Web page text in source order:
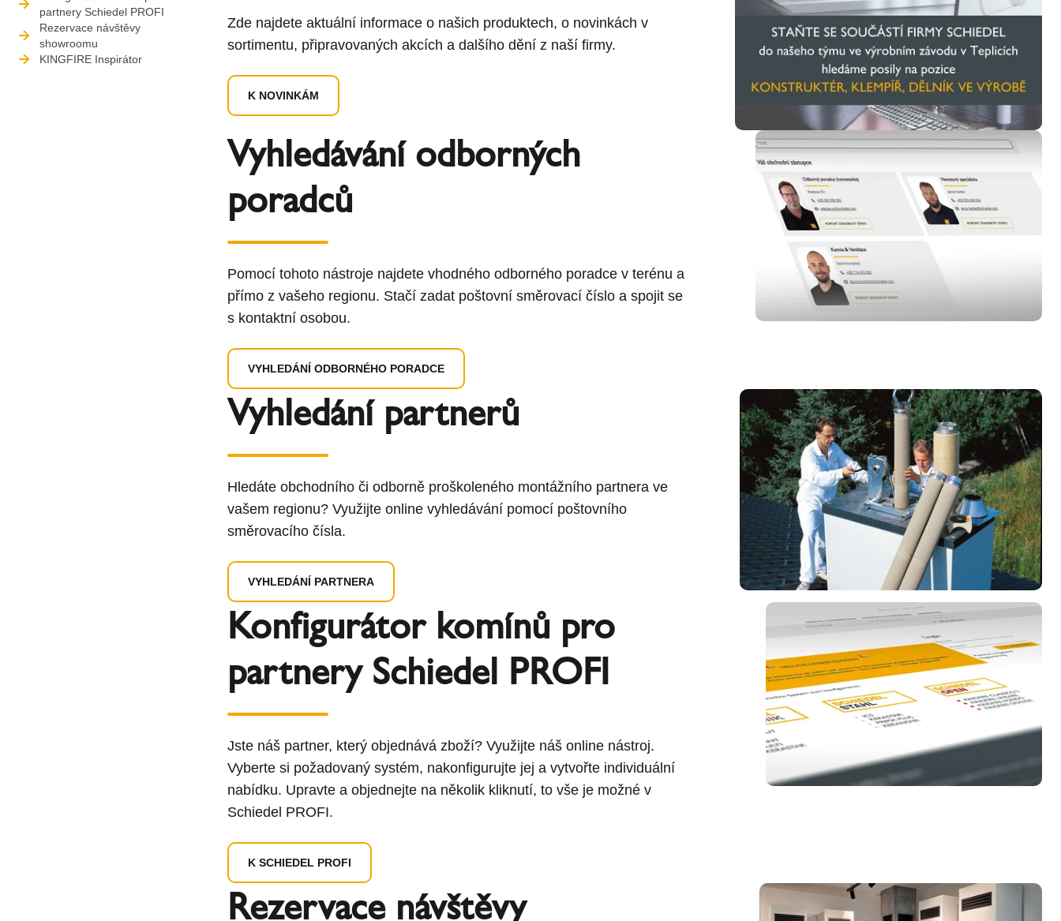
partnery Schiedel PROFI
Rezervace návštěvy
showroomu
KINGFIRE Inspirátor
Zde najdete aktuální informace o našich produktech, o novinkách v
sortimentu, připravovaných akcích a dalšího dění z naší firmy.
K NOVINKÁM
Vyhledávání odborných
poradců
Pomocí tohoto nástroje najdete vhodného odborného poradce v terénu a
přímo z vašeho regionu. Stačí zadat poštovní směrovací číslo a spojit se
s kontaktní osobou.
VYHLEDÁNÍ ODBORNÉHO PORADCE
Vyhledání partnerů
Hledáte obchodního či odborně proškoleného montážního partnera ve
vašem regionu? Využijte online vyhledávání pomocí poštovního
směrovacího čísla.
VYHLEDÁNÍ PARTNERA
Konfigurátor komínů pro
partnery Schiedel PROFI
Jste náš partner, který objednává zboží? Využijte náš online nástroj.
Vyberte si požadovaný systém, nakonfigurujte jej a vytvořte individuální
nabídku. Upravte a objednejte na několik kliknutí, to vše je možné v
Schiedel PROFI.
K SCHIEDEL PROFI
Rezervace návštěvy